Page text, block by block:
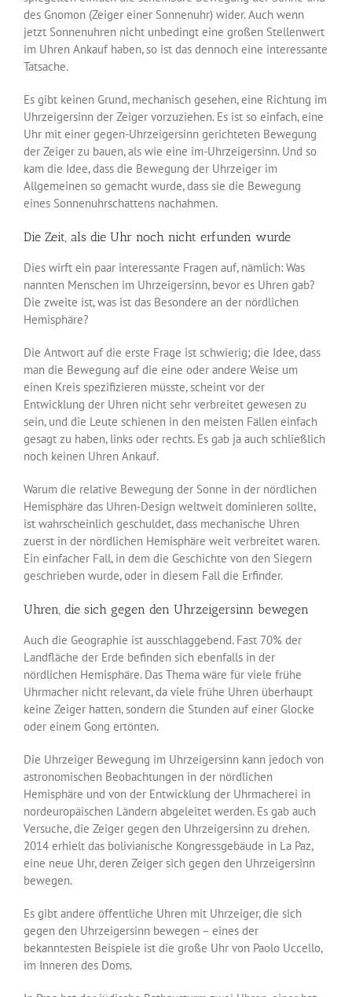
des Gnomon (Zeiger einer Sonnenuhr) wider. Auch wenn
jetzt Sonnenuhren nicht unbedingt eine großen Stellenwert
im Uhren Ankauf haben, so ist das dennoch eine interessante
Tatsache.
Es gibt keinen Grund, mechanisch gesehen, eine Richtung im
Uhrzeigersinn der Zeiger vorzuziehen. Es ist so einfach, eine
Uhr mit einer gegen-Uhrzeigersinn gerichteten Bewegung
der Zeiger zu bauen, als wie eine im-Uhrzeigersinn. Und so
kam die Idee, dass die Bewegung der Uhrzeiger im
Allgemeinen so gemacht wurde, dass sie die Bewegung
eines Sonnenuhrschattens nachahmen.
Die Zeit, als die Uhr noch nicht erfunden wurde
Dies wirft ein paar interessante Fragen auf, nämlich: Was
nannten Menschen im Uhrzeigersinn, bevor es Uhren gab?
Die zweite ist, was ist das Besondere an der nördlichen
Hemisphäre?
Die Antwort auf die erste Frage ist schwierig; die Idee, dass
man die Bewegung auf die eine oder andere Weise um
einen Kreis spezifizieren müsste, scheint vor der
Entwicklung der Uhren nicht sehr verbreitet gewesen zu
sein, und die Leute schienen in den meisten Fällen einfach
gesagt zu haben, links oder rechts. Es gab ja auch schließlich
noch keinen Uhren Ankauf.
Warum die relative Bewegung der Sonne in der nördlichen
Hemisphäre das Uhren-Design weltweit dominieren sollte,
ist wahrscheinlich geschuldet, dass mechanische Uhren
zuerst in der nördlichen Hemisphäre weit verbreitet waren.
Ein einfacher Fall, in dem die Geschichte von den Siegern
geschrieben wurde, oder in diesem Fall die Erfinder.
Uhren, die sich gegen den Uhrzeigersinn bewegen
Auch die Geographie ist ausschlaggebend. Fast 70% der
Landfläche der Erde befinden sich ebenfalls in der
nördlichen Hemisphäre. Das Thema wäre für viele frühe
Uhrmacher nicht relevant, da viele frühe Uhren überhaupt
keine Zeiger hatten, sondern die Stunden auf einer Glocke
oder einem Gong ertönten.
Die Uhrzeiger Bewegung im Uhrzeigersinn kann jedoch von
astronomischen Beobachtungen in der nördlichen
Hemisphäre und von der Entwicklung der Uhrmacherei in
nordeuropäischen Ländern abgeleitet werden. Es gab auch
Versuche, die Zeiger gegen den Uhrzeigersinn zu drehen.
2014 erhielt das bolivianische Kongressgebäude in La Paz,
eine neue Uhr, deren Zeiger sich gegen den Uhrzeigersinn
bewegen.
Es gibt andere öffentliche Uhren mit Uhrzeiger, die sich
gegen den Uhrzeigersinn bewegen – eines der
bekanntesten Beispiele ist die große Uhr von Paolo Uccello,
im Inneren des Doms.